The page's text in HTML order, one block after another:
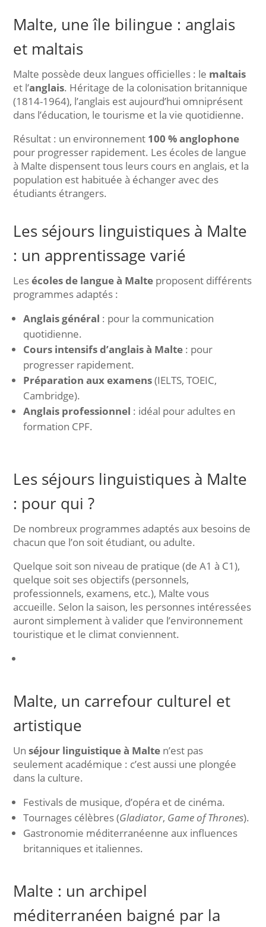
Malte, une île bilingue : anglais
et maltais
Malte possède deux langues officielles : le maltais
et l’anglais. Héritage de la colonisation britannique
(1814-1964), l’anglais est aujourd’hui omniprésent
dans l’éducation, le tourisme et la vie quotidienne.
Résultat : un environnement 100 % anglophone
pour progresser rapidement. Les écoles de langue
à Malte dispensent tous leurs cours en anglais, et la
population est habituée à échanger avec des
étudiants étrangers.
Les séjours linguistiques à Malte
: un apprentissage varié
Lesécoles de langue à Malte proposent différents
programmes adaptés :
Anglais général : pour la communication
quotidienne.
Cours intensifs d’anglais à Malte : pour
progresser rapidement.
Préparation aux examens(IELTS, TOEIC,
Cambridge).
Anglais professionnel : idéal pour adultes en
formation CPF.
Les séjours linguistiques à Malte
: pour qui ?
De nombreux programmes adaptés aux besoins de
chacun que l’on soit étudiant, ou adulte.
Quelque soit son niveau de pratique (de A1 à C1),
quelque soit ses objectifs (personnels,
professionnels, examens, etc.), Malte vous
accueille. Selon la saison, les personnes intéressées
auront simplement à valider que l’environnement
touristique et le climat conviennent.
Malte, un carrefour culturel et
artistique
Unséjour linguistique à Malte n’est pas
seulement académique : c’est aussi une plongée
dans la culture.
Festivals de musique, d’opéra et de cinéma.
Tournages célèbres (Gladiator, Game of Thrones).
Gastronomie méditerranéenne aux influences
britanniques et italiennes.
Malte : un archipel
méditerranéen baigné par la